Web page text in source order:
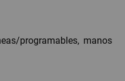
programables, manos